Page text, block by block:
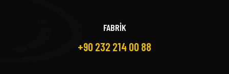
FABRİK
+90 232 214 00 88